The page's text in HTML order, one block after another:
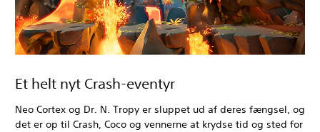
Et helt nyt Crash-eventyr
Neo Cortex og Dr. N. Tropy er sluppet ud af deres fængsel, og
det er op til Crash, Coco og vennerne at krydse tid og sted for